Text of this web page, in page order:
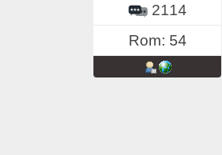
2114
Rom: 54